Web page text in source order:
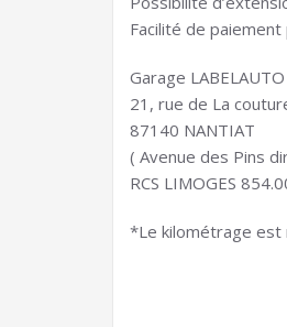
Facilité de
Garage LABELAUTO
21, rue de La
87140 NANTIAT
( Avenue des Pins
RCS LIMOGES
*Le kilométrage est